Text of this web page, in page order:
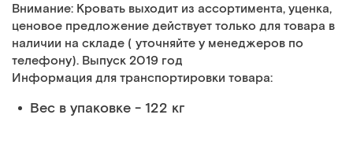
Внимание: Кровать выходит из ассортимента, уценка,
ценовое предложение действует только для товара в
наличии на складе ( уточняйте у менеджеров по
телефону). Выпуск 2019 год
Информация для транспортировки товара:
Вес в упаковке - 122 кг